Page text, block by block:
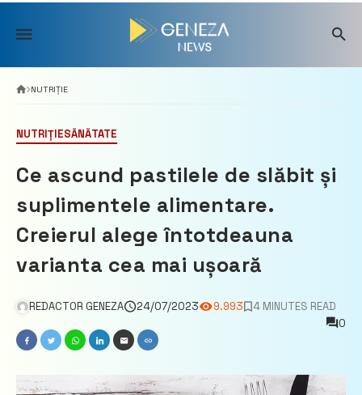
Skip
content
NUTRIȚIE
NUTRIȚIESĂNĂTATE
Ce ascund pastilele de slăbit și
suplimentele alimentare.
Creierul alege întotdeauna
varianta cea mai ușoară
REDACTOR GENEZA 24/07/2023 9.993
4 MINUTES READ
0